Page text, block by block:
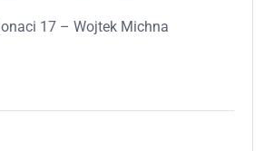
17 – Wojtek Michna